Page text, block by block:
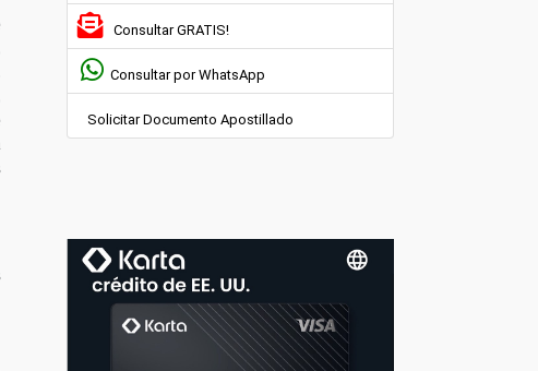
Consultar GRATIS!
Consultar por WhatsApp
Solicitar Documento Apostillado